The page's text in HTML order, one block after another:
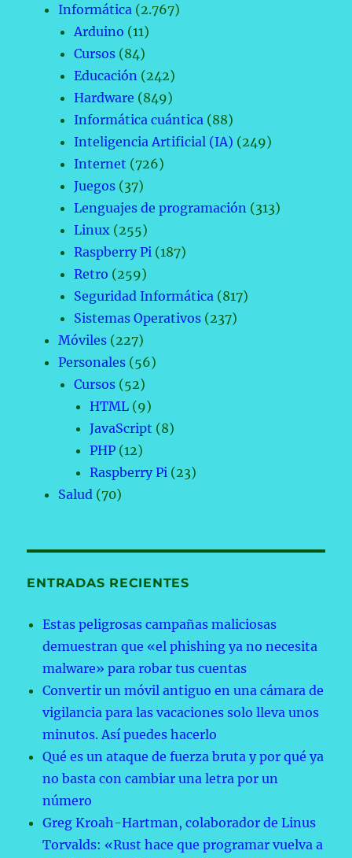
Informática (2.767)
Arduino (11)
Cursos (84)
Educación (242)
Hardware (849)
Informática cuántica (88)
Inteligencia Artificial (IA) (249)
Internet (726)
Juegos (37)
Lenguajes de programación (313)
Linux (255)
Raspberry Pi (187)
Retro (259)
Seguridad Informática (817)
Sistemas Operativos (237)
Móviles (227)
Personales (56)
Cursos (52)
HTML (9)
JavaScript (8)
PHP (12)
Raspberry Pi (23)
Salud (70)
ENTRADAS RECIENTES
Estas peligrosas campañas maliciosas
demuestran que «el phishing ya no necesita
malware» para robar tus cuentas
Convertir un móvil antiguo en una cámara de
vigilancia para las vacaciones solo lleva unos
minutos. Así puedes hacerlo
Qué es un ataque de fuerza bruta y por qué ya
no basta con cambiar una letra por un
número
Greg Kroah-Hartman, colaborador de Linus
Torvalds: «Rust hace que programar vuelva a